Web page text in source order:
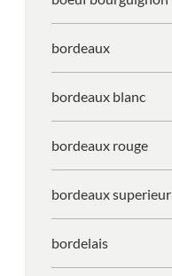
bordeaux
bordeaux blanc
bordeaux rouge
bordeaux superieur
bordelais